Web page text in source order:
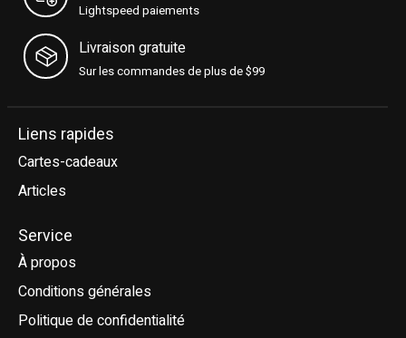
Lightspeed paiements
Livraison gratuite
Sur les commandes de plus de $99
Liens rapides
Cartes-cadeaux
Articles
Service
À propos
Conditions générales
Politique de confidentialité